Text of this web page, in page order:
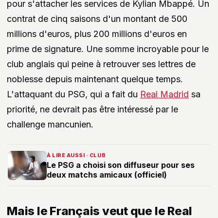
pour s'attacher les services de Kylian Mbappé. Un
contrat de cinq saisons d'un montant de 500
millions d'euros, plus 200 millions d'euros en
prime de signature. Une somme incroyable pour le
club anglais qui peine à retrouver ses lettres de
noblesse depuis maintenant quelque temps.
L'attaquant du PSG, qui a fait du Real Madrid sa
priorité, ne devrait pas être intéressé par le
challenge mancunien.
À LIRE AUSSI · CLUB
Le PSG a choisi son diffuseur pour ses
deux matchs amicaux (officiel)
Mais le Français veut que le Real